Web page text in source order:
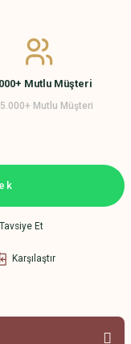
Mutlu Müşteri
Mutlu Müşteri
Tavsiye Et
Karşılaştır